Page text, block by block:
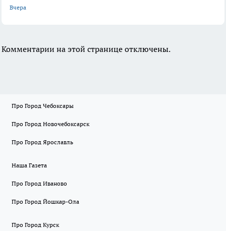
Вчера
Комментарии на этой странице отключены.
Про Город Чебоксары
Про Город Новочебоксарск
Про Город Ярославль
Наша Газета
Про Город Иваново
Про Город Йошкар-Ола
Про Город Курск